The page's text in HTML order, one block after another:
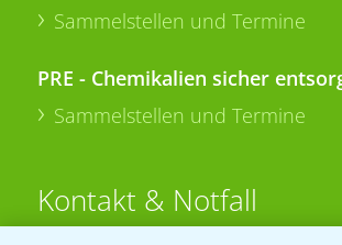
Sammelstellen und Termine
PRE - Chemikalien sicher
Sammelstellen und Termine
Kontakt & Notfall